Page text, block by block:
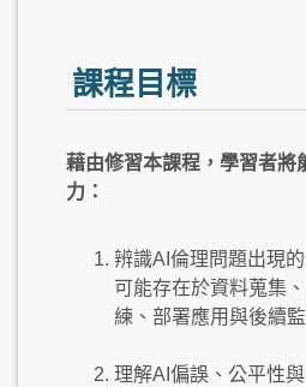
課程目標
藉由修習本課程，學習者將
力：
辨識AI倫理問題出現
可能存在於資料蒐集
練、部署應用與後續
理解AI偏誤、公平性